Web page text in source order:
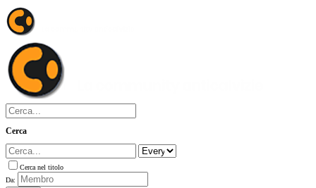
Cerca
Cerca nel titolo
Da: